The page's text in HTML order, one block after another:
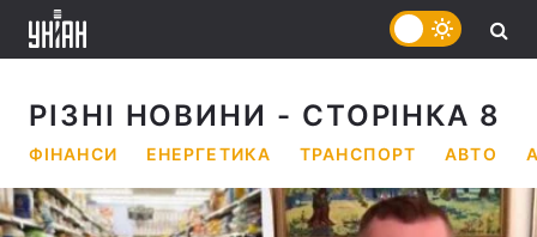
РІЗНІ НОВИНИ - СТОРІНКА 8
ФІНАНСИ ЕНЕРГЕТИКА ТРАНСПОРТ АВТО